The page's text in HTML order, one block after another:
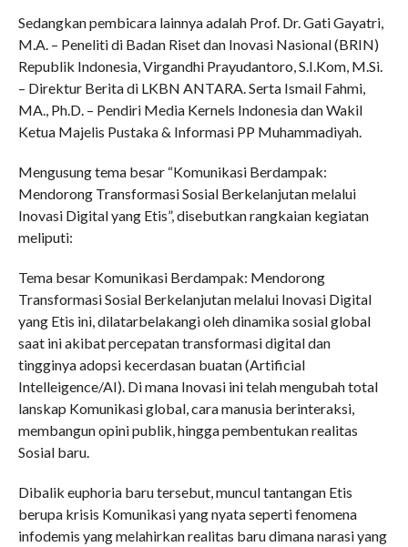
Sedangkan pembicara lainnya adalah Prof. Dr. Gati Gayatri,
M.A. – Peneliti di Badan Riset dan Inovasi Nasional (BRIN)
Republik Indonesia, Virgandhi Prayudantoro, S.I.Kom, M.Si.
– Direktur Berita di LKBN ANTARA. Serta Ismail Fahmi,
MA., Ph.D. – Pendiri Media Kernels Indonesia dan Wakil
Ketua Majelis Pustaka & Informasi PP Muhammadiyah.
Mengusung tema besar “Komunikasi Berdampak:
Mendorong Transformasi Sosial Berkelanjutan melalui
Inovasi Digital yang Etis”, disebutkan rangkaian kegiatan
meliputi:
Tema besar Komunikasi Berdampak: Mendorong
Transformasi Sosial Berkelanjutan melalui Inovasi Digital
yang Etis ini, dilatarbelakangi oleh dinamika sosial global
saat ini akibat percepatan transformasi digital dan
tingginya adopsi kecerdasan buatan (Artificial
Intelleigence/AI). Di mana Inovasi ini telah mengubah total
lanskap Komunikasi global, cara manusia berinteraksi,
membangun opini publik, hingga pembentukan realitas
Sosial baru.
Dibalik euphoria baru tersebut, muncul tantangan Etis
berupa krisis Komunikasi yang nyata seperti fenomena
infodemis yang melahirkan realitas baru dimana narasi yang